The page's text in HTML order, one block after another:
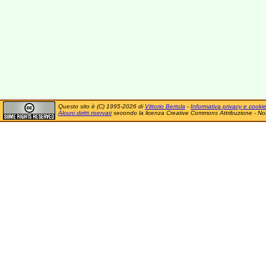
Questo sito è (C) 1995-2026 di Vittorio Bertola - Informativa privacy e cookie
Alcuni diritti riservatisecondo la licenza Creative Commons Attribuzione -